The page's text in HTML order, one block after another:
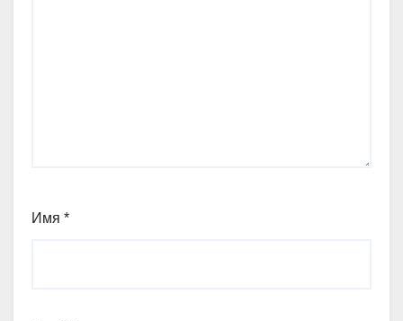
Имя *